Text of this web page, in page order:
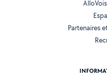
Partenaires